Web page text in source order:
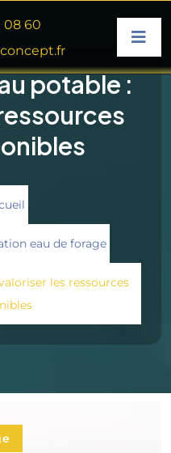
08 60
potable :
eau de forage
les ressources